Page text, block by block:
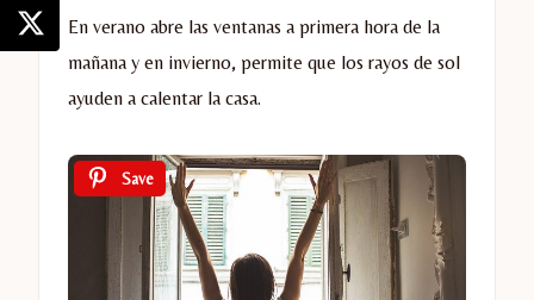
En verano abre las ventanas a primera hora de la
mañana y en invierno, permite que los rayos de sol
ayuden a calentar la casa.
Save